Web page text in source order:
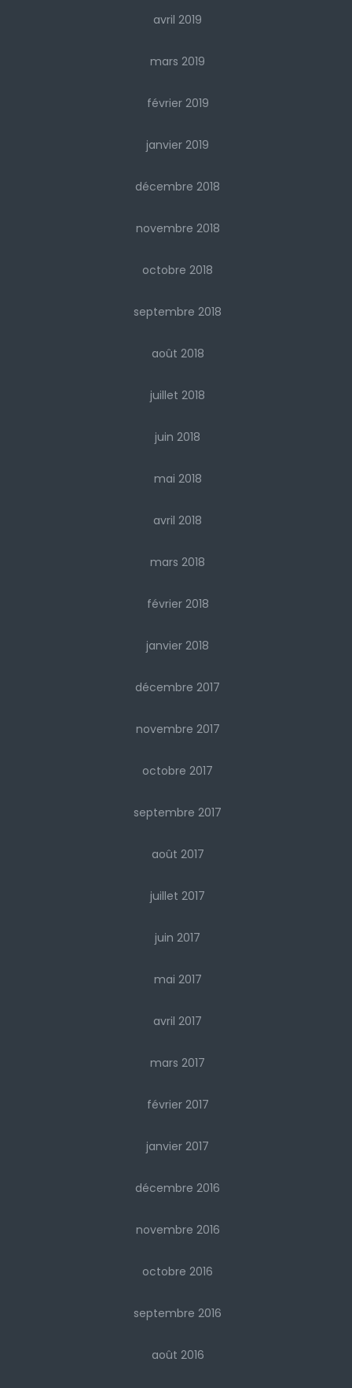
avril 2019
mars 2019
février 2019
janvier 2019
décembre 2018
novembre 2018
octobre 2018
septembre 2018
août 2018
juillet 2018
juin 2018
mai 2018
avril 2018
mars 2018
février 2018
janvier 2018
décembre 2017
novembre 2017
octobre 2017
septembre 2017
août 2017
juillet 2017
juin 2017
mai 2017
avril 2017
mars 2017
février 2017
janvier 2017
décembre 2016
novembre 2016
octobre 2016
septembre 2016
août 2016